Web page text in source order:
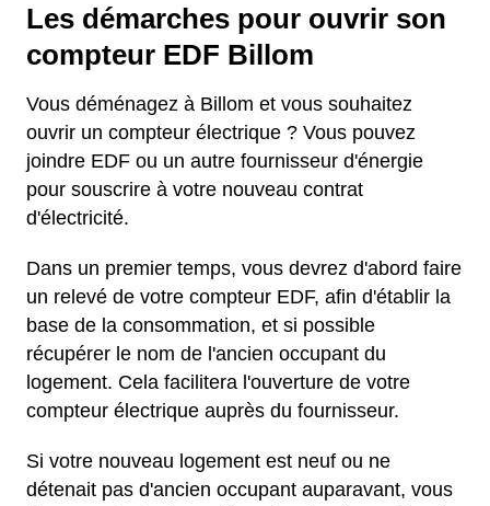
Les démarches pour ouvrir son
compteur EDF Billom
Vous déménagez à Billom et vous souhaitez
ouvrir un compteur électrique ? Vous pouvez
joindre EDF ou un autre fournisseur d'énergie
pour souscrire à votre nouveau contrat
d'électricité.
Dans un premier temps, vous devrez d'abord faire
un relevé de votre compteur EDF, afin d'établir la
base de la consommation, et si possible
récupérer le nom de l'ancien occupant du
logement. Cela facilitera l'ouverture de votre
compteur électrique auprès du fournisseur.
Si votre nouveau logement est neuf ou ne
détenait pas d'ancien occupant auparavant, vous